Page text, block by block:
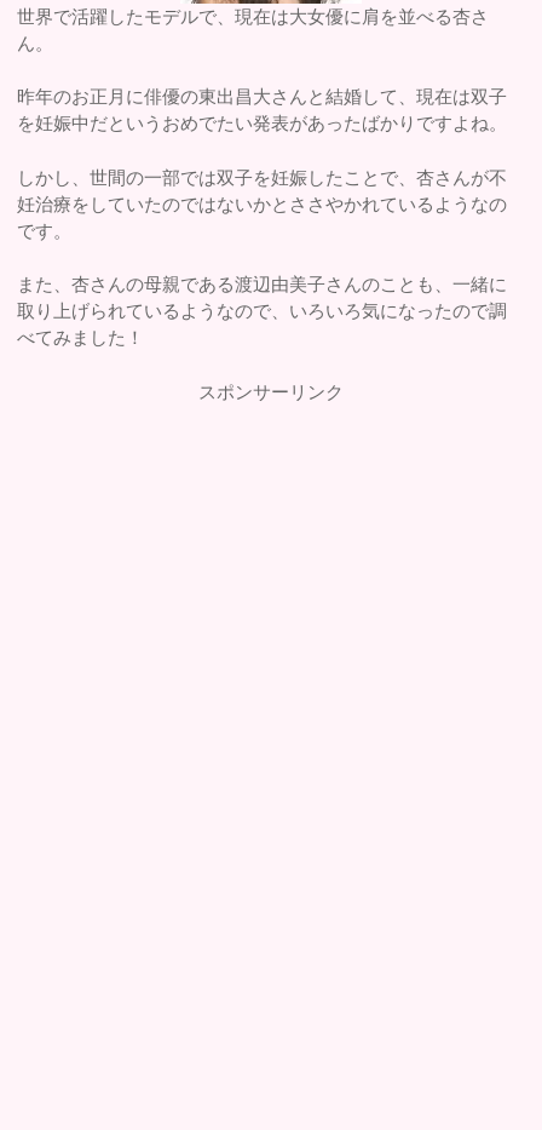
世界で活躍したモデルで、現在は大女優に肩を並べる杏さ
ん。
昨年のお正月に俳優の東出昌大さんと結婚して、現在は双子
を妊娠中だというおめでたい発表があったばかりですよね。
しかし、世間の一部では双子を妊娠したことで、杏さんが不
妊治療をしていたのではないかとささやかれているようなの
です。
また、杏さんの母親である渡辺由美子さんのことも、一緒に
取り上げられているようなので、いろいろ気になったので調
べてみました！
スポンサーリンク